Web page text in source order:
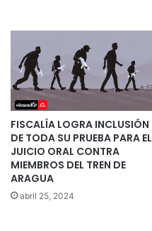
FISCALÍA LOGRA INCLUSIÓN
DE TODA SU PRUEBA PARA EL
JUICIO ORAL CONTRA
MIEMBROS DEL TREN DE
ARAGUA
abril 25, 2024